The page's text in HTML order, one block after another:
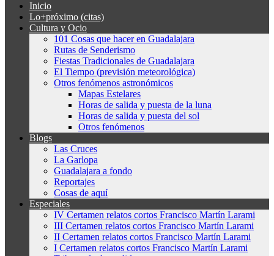
Inicio
Lo+próximo (citas)
Cultura y Ocio
101 Cosas que hacer en Guadalajara
Rutas de Senderismo
Fiestas Tradicionales de Guadalajara
El Tiempo (previsión meteorológica)
Otros fenómenos astronómicos
Mapas Estelares
Horas de salida y puesta de la luna
Horas de salida y puesta del sol
Otros fenómenos
Blogs
Las Cruces
La Garlopa
Guadalajara a fondo
Reportajes
Cosas de aquí
Especiales
IV Certamen relatos cortos Francisco Martín Larami
III Certamen relatos cortos Francisco Martín Larami
II Certamen relatos cortos Francisco Martín Larami
I Certamen relatos cortos Francisco Martín Larami